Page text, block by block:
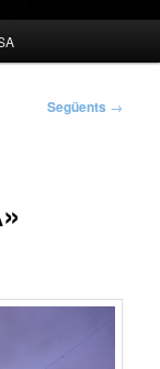
Següents →